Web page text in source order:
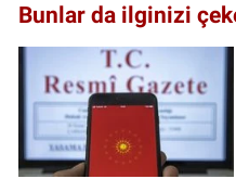
Bunlar da ilginizi